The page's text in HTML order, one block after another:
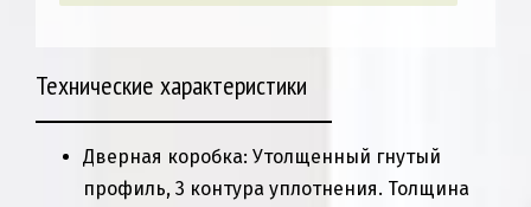
Технические характеристики
Дверная коробка: Утолщенный гнутый
профиль, 3 контура уплотнения. Толщина